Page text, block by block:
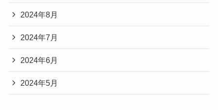
2024年8月
2024年7月
2024年6月
2024年5月